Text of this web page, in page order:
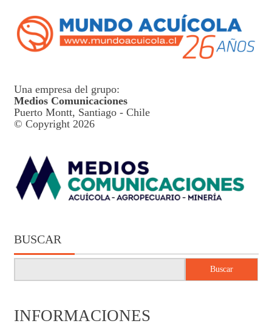
Una empresa del grupo:
Medios Comunicaciones
Puerto Montt, Santiago - Chile
© Copyright 2026
BUSCAR
Buscar
INFORMACIONES